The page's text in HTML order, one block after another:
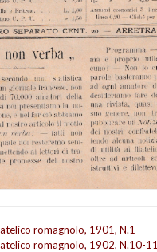
romagnolo, 1901, N.1
romagnolo, 1902, N.10-11